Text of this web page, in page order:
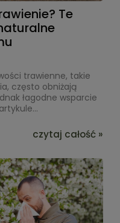
Te
trawienne, takie
często obniżają
łagodne wsparcie
czytaj całość »